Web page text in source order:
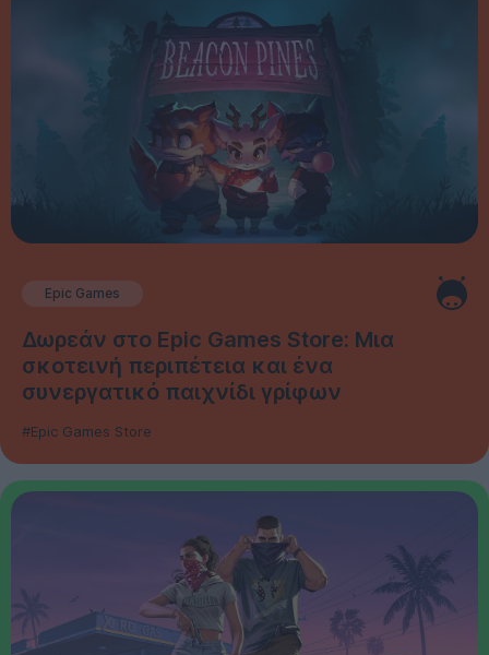
Epic Games
Δωρεάν στο Epic Games Store: Μια
σκοτεινή περιπέτεια και ένα
συνεργατικό παιχνίδι γρίφων
#Epic Games Store